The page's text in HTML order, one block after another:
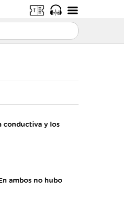
conductiva y los
ambos no hubo